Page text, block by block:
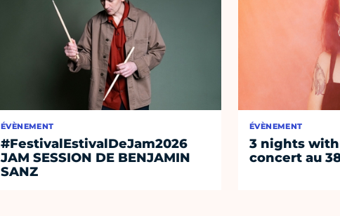
ÉVÈNEMENT
#FestivalEstivalDeJam2026
JAM SESSION DE BENJAMIN
SANZ
ÉVÈNEMENT
3 nights with
concert au